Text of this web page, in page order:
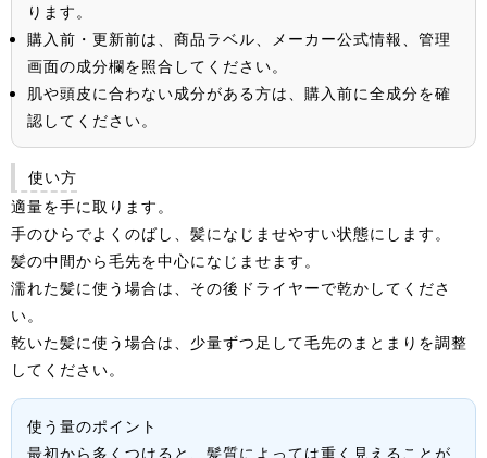
ります。
購入前・更新前は、商品ラベル、メーカー公式情報、管理
画面の成分欄を照合してください。
肌や頭皮に合わない成分がある方は、購入前に全成分を確
認してください。
使い方
適量を手に取ります。
手のひらでよくのばし、髪になじませやすい状態にします。
髪の中間から毛先を中心になじませます。
濡れた髪に使う場合は、その後ドライヤーで乾かしてくださ
い。
乾いた髪に使う場合は、少量ずつ足して毛先のまとまりを調整
してください。
使う量のポイント
最初から多くつけると、髪質によっては重く見えることが